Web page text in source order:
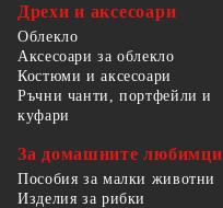
Дрехи и аксесоари
Облекло
Аксесоари за облекло
Костюми и аксесоари
Ръчни чанти, портфейли и
куфари
За домашните любимци
Пособия за малки животни
Изделия за рибки